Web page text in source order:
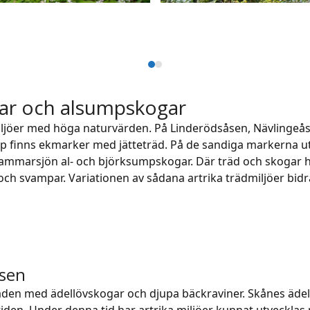
Press
to
go
to
the
first
slide
och alsumpskogar
med höga naturvärden. På Linderödsåsen,
finns ekmarker med jätteträd. På de sandiga markerna
al- och björksumpskogar. Där träd och
svampar. Variationen av sådana artrika trädmiljöer
med ädellövskogar och djupa bäckraviner. Skånes